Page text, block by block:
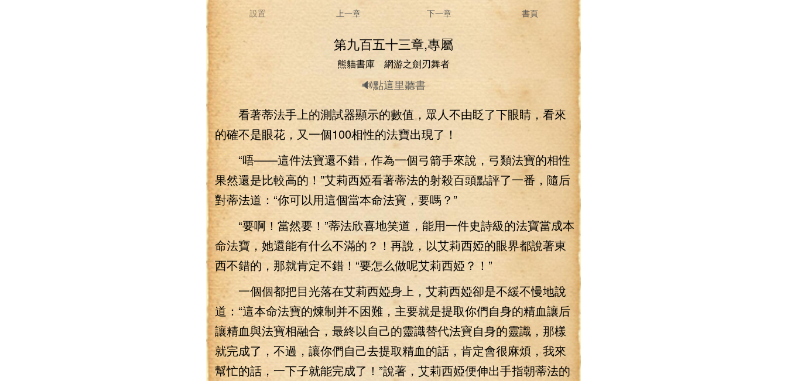
設置 上一章 下一章 書頁
第九百五十三章,專屬
熊貓書庫 網游之劍刃舞者
🔊點這里聽書
看著蒂法手上的測試器顯示的數值，眾人不由眨了下眼睛，看來
的確不是眼花，又一個100相性的法寶出現了！
“唔——這件法寶還不錯，作為一個弓箭手來說，弓類法寶的相性
果然還是比較高的！”艾莉西婭看著蒂法的射殺百頭點評了一番，隨后
對蒂法道：“你可以用這個當本命法寶，要嗎？”
“要啊！當然要！”蒂法欣喜地笑道，能用一件史詩級的法寶當成本
命法寶，她還能有什么不滿的？！再說，以艾莉西婭的眼界都說著東
西不錯的，那就肯定不錯！“要怎么做呢艾莉西婭？！”
一個個都把目光落在艾莉西婭身上，艾莉西婭卻是不緩不慢地說
道：“這本命法寶的煉制并不困難，主要就是提取你們自身的精血讓后
讓精血與法寶相融合，最終以自己的靈識替代法寶自身的靈識，那樣
就完成了，不過，讓你們自己去提取精血的話，肯定會很麻煩，我來
幫忙的話，一下子就能完成了！”說著，艾莉西婭便伸出手指朝蒂法的